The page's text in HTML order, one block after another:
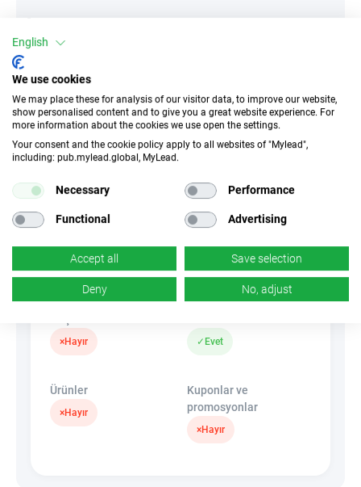
Öznitelikler
Cihazlar
Mobil cihazlar
Masaüstü Tablet
Trafik türü
EPC
CR
Derin bağlantı
✓Evet
×Hayır ✓ Evet
Ürünler
×Hayır
Kuponlar ve
promosyonlar
×Hayır
English
We use cookies
We may place these for analysis of our visitor data, to improve our website,
show personalised content and to give you a great website experience. For
more information about the cookies we use open the settings.
Your consent and the cookie policy apply to all websites of "Mylead",
including: pub.mylead.global, MyLead.
Necessary Performance
Functional Advertising
Accept all Save selection
Deny No, adjust